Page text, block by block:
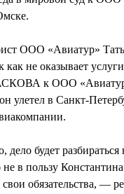
ООО «Авиатур»
как не оказывает
к ООО
улетел в Санкт-
дело будет
не в пользу
обязательства, —